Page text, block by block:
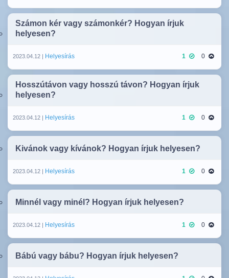
Számon kér vagy számonkér? Hogyan írjuk
helyesen?
2023.04.12 | Helyesírás 1 0
Hosszútávon vagy hosszú távon? Hogyan írjuk
helyesen?
2023.04.12 | Helyesírás 1 0
Kivánok vagy kívánok? Hogyan írjuk helyesen?
2023.04.12 | Helyesírás 1 0
Minnél vagy minél? Hogyan írjuk helyesen?
2023.04.12 | Helyesírás 1 0
Bábú vagy bábu? Hogyan írjuk helyesen?